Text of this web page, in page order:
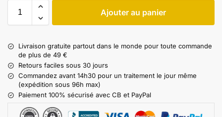
Ajouter au panier
Livraison gratuite partout dans le monde pour toute commande
de plus de 49 €
Retours faciles sous 30 jours
Commandez avant 14h30 pour un traitement le jour même
(expédition sous 96h max)
Paiement 100% sécurisé avec CB et PayPal